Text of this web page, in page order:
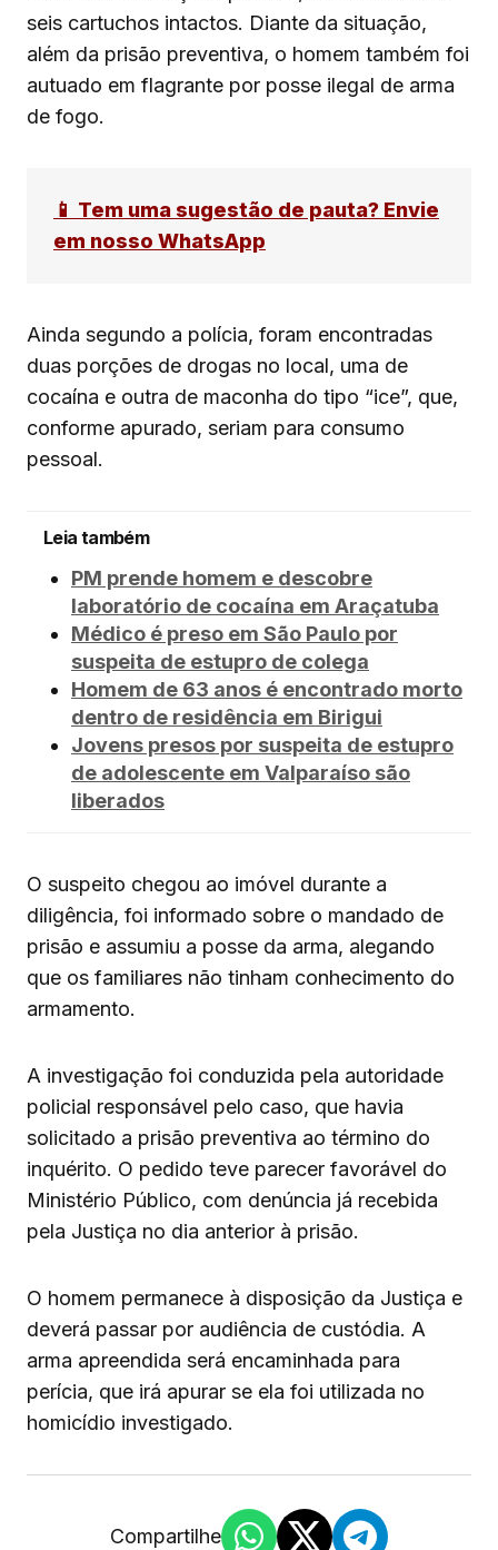
seis cartuchos intactos. Diante da situação,
além da prisão preventiva, o homem também foi
autuado em flagrante por posse ilegal de arma
de fogo.
📱 Tem uma sugestão de pauta? Envie
em nosso WhatsApp
Ainda segundo a polícia, foram encontradas
duas porções de drogas no local, uma de
cocaína e outra de maconha do tipo “ice”, que,
conforme apurado, seriam para consumo
pessoal.
Leia também
PM prende homem e descobre
laboratório de cocaína em Araçatuba
Médico é preso em São Paulo por
suspeita de estupro de colega
Homem de 63 anos é encontrado morto
dentro de residência em Birigui
Jovens presos por suspeita de estupro
de adolescente em Valparaíso são
liberados
O suspeito chegou ao imóvel durante a
diligência, foi informado sobre o mandado de
prisão e assumiu a posse da arma, alegando
que os familiares não tinham conhecimento do
armamento.
A investigação foi conduzida pela autoridade
policial responsável pelo caso, que havia
solicitado a prisão preventiva ao término do
inquérito. O pedido teve parecer favorável do
Ministério Público, com denúncia já recebida
pela Justiça no dia anterior à prisão.
O homem permanece à disposição da Justiça e
deverá passar por audiência de custódia. A
arma apreendida será encaminhada para
perícia, que irá apurar se ela foi utilizada no
homicídio investigado.
Compartilhe